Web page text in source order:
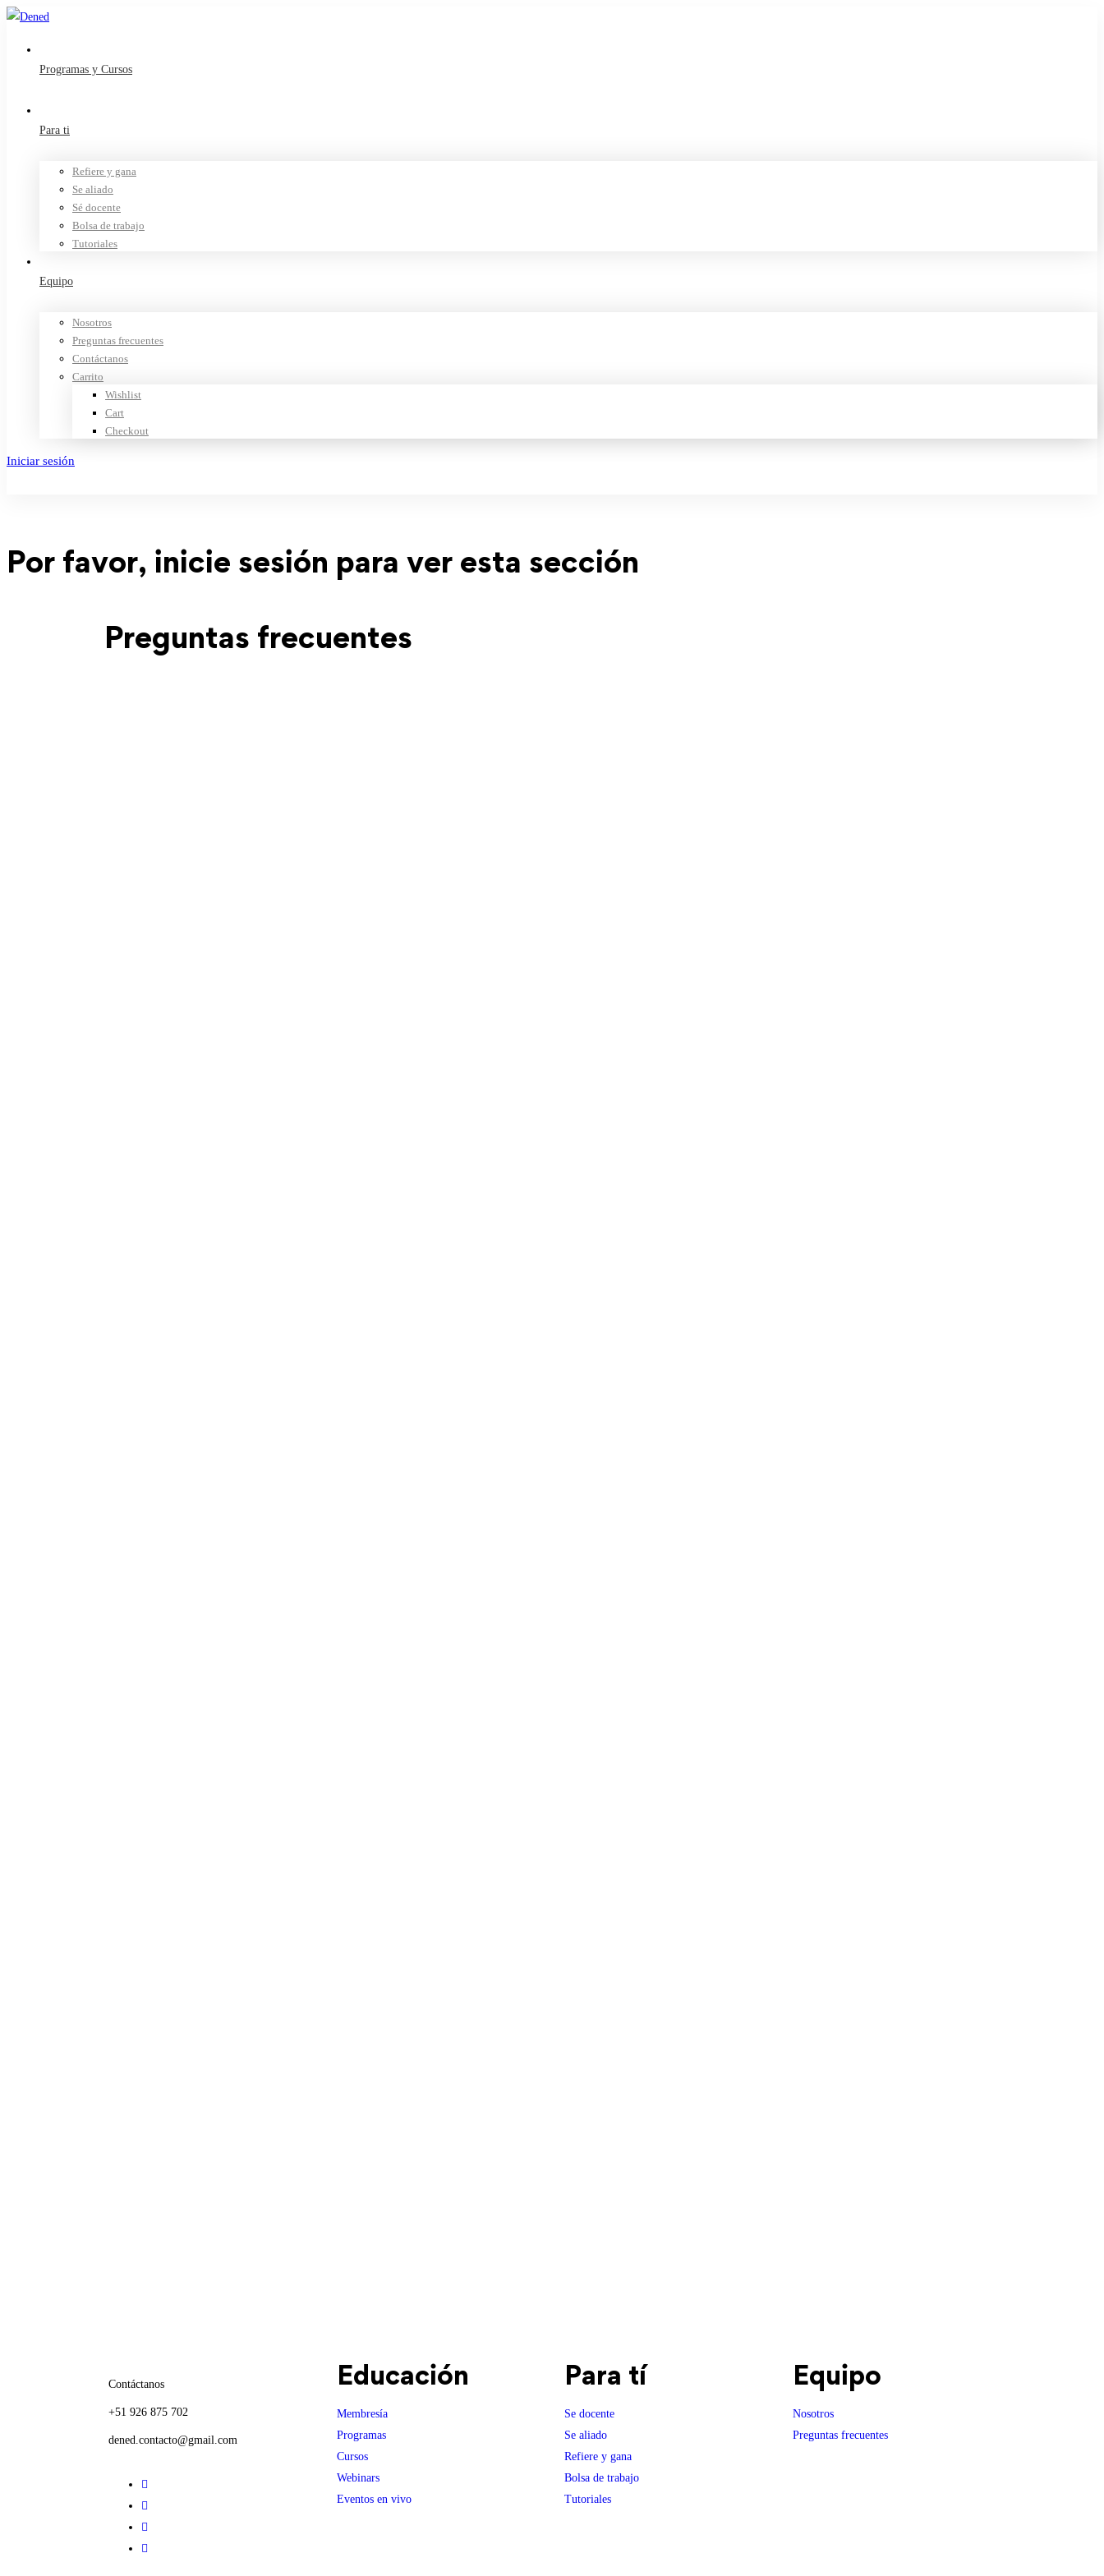
Programas y Cursos
Para ti
Refiere y gana
Se aliado
Sé docente
Bolsa de trabajo
Tutoriales
Equipo
Nosotros
Preguntas frecuentes
Contáctanos
Carrito
Wishlist
Cart
Checkout
Iniciar sesión
Por favor, inicie sesión para ver esta sección
Preguntas frecuentes
Contáctanos
+51 926 875 702
dened.contacto@gmail.com
Educación
Membresía
Programas
Cursos
Webinars
Eventos en vivo
Para tí
Se docente
Se aliado
Refiere y gana
Bolsa de trabajo
Tutoriales
Equipo
Nosotros
Preguntas frecuentes